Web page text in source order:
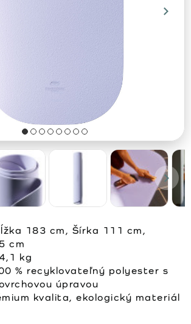
183 cm, Šírka 111 cm,
cm
kg
% recyklovateľný polyester s
úpravou
kvalita, ekologický materiál